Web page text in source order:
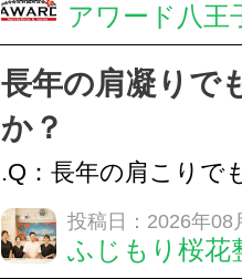
開催中アワード八王
24時間ジム&
脱毛
長年の肩凝りで
か？
.Q：長年の肩こりで
か？A：はい、お任
性的な肩こりの原因
投稿日：2026年08
ふじもり桜花